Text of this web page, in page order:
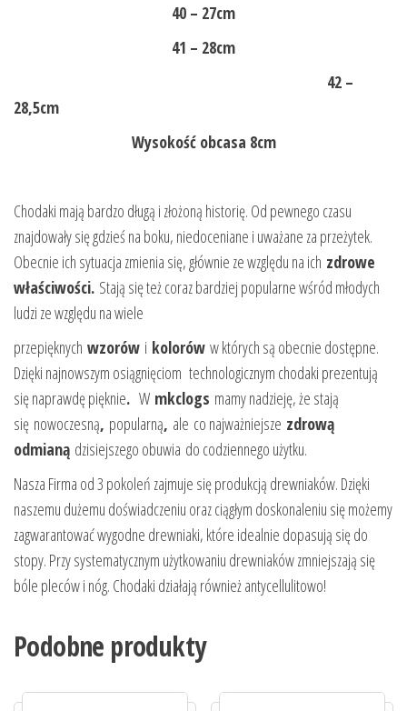
40 – 27cm
41 – 28cm
42 –
28,5cm
Wysokość obcasa 8cm
Chodaki mają bardzo długą i złożoną historię. Od pewnego czasu
znajdowały się gdzieś na boku, niedoceniane i uważane za przeżytek.
Obecnie ich sytuacja zmienia się, głównie ze względu na ich zdrowe
właściwości. Stają się też coraz bardziej popularne wśród młodych
ludzi ze względu na wiele
przepięknych wzorów i kolorów w których są obecnie dostępne.
Dzięki najnowszym osiągnięciom technologicznym chodaki prezentują
się naprawdę pięknie. W mkclogs mamy nadzieję, że stają
się nowoczesną, popularną, ale co najważniejsze zdrową
odmianą dzisiejszego obuwia do codziennego użytku.
Nasza Firma od 3 pokoleń zajmuje się produkcją drewniaków. Dzięki
naszemu dużemu doświadczeniu oraz ciągłym doskonaleniu się możemy
zagwarantować wygodne drewniaki, które idealnie dopasują się do
stopy. Przy systematycznym użytkowaniu drewniaków zmniejszają się
bóle pleców i nóg. Chodaki działają również antycellulitowo!
Podobne produkty